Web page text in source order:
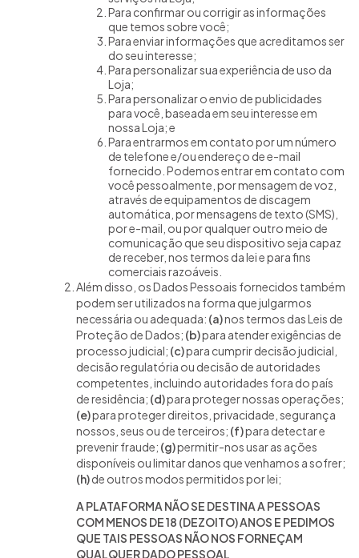
Para confirmar ou corrigir as informações
que temos sobre você;
Para enviar informações que acreditamos ser
do seu interesse;
Para personalizar sua experiência de uso da
Loja;
Para personalizar o envio de publicidades
para você, baseada em seu interesse em
nossa Loja; e
Para entrarmos em contato por um número
de telefone e/ou endereço de e-mail
fornecido. Podemos entrar em contato com
você pessoalmente, por mensagem de voz,
através de equipamentos de discagem
automática, por mensagens de texto (SMS),
por e-mail, ou por qualquer outro meio de
comunicação que seu dispositivo seja capaz
de receber, nos termos da lei e para fins
comerciais razoáveis.
Além disso, os Dados Pessoais fornecidos também
podem ser utilizados na forma que julgarmos
necessária ou adequada: (a)nos termos das Leis de
Proteção de Dados; (b)para atender exigências de
processo judicial; (c)para cumprir decisão judicial,
decisão regulatória ou decisão de autoridades
competentes, incluindo autoridades fora do país
de residência; (d)para proteger nossas operações;
(e)para proteger direitos, privacidade, segurança
nossos, seus ou de terceiros; (f)para detectar e
prevenir fraude; (g)permitir-nos usar as ações
disponíveis ou limitar danos que venhamos a sofrer;
(h)de outros modos permitidos por lei;
A PLATAFORMA NÃO SE DESTINA A PESSOAS
COM MENOS DE 18 (DEZOITO) ANOS E PEDIMOS
QUE TAIS PESSOAS NÃO NOS FORNEÇAM
QUALQUER DADO PESSOAL